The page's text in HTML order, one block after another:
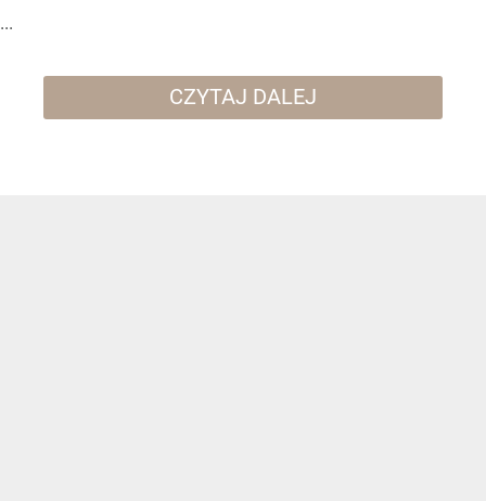
...
CZYTAJ DALEJ